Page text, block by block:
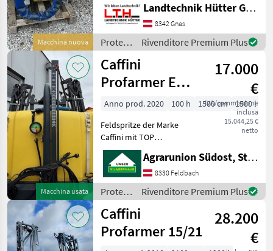
Macchina nuova
mm Premixer Ventil für
Kreisreinigung ohne Brühe
Verwässerung Protezione
piante Nebulizza
Landtechnik Hütter GmbH & Co KG
8342 Gnas
Protezione
piante /
Caffini
Rivenditore Premium Plus
Macchina usata
Caffini
Profarmer E
1500
17.000
€
IVA/commissione
inclusa
15.044,25 €
netto
Anno prod. 2020 100 h 1500 cm
1500 l
Feldspritze der Marke
Caffini mit TOP
Ausstattung!!!
Frischwasserbehälter
Einspülbehälter für
Spritzmittel elektrische
Steuerung der 7 Teilbreiten
mittels Bordc
Agrarunion Südost, Standort Gniebing
8330 Feldbach
Protezione
piante /
Caffini
Rivenditore Premium Plus
Caffini
Profarmer 15/21
28.200
€